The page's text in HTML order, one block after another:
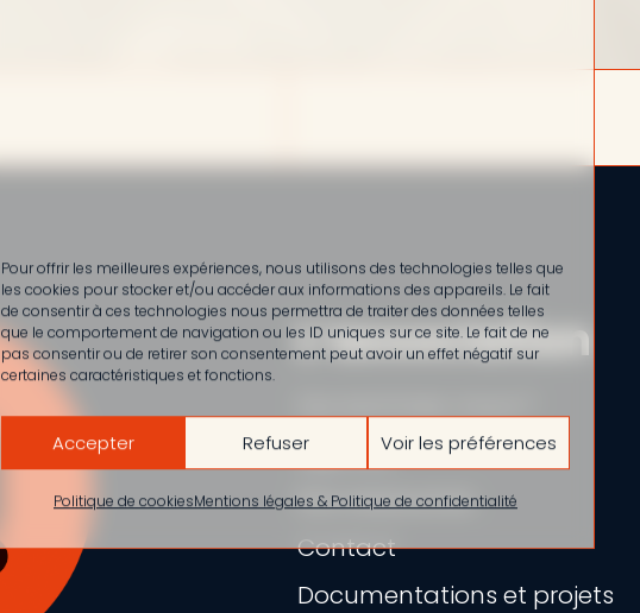
Pour offrir les meilleures expériences, nous utilisons des technologies telles que
les cookies pour stocker et/ou accéder aux informations des appareils. Le fait
de consentir à ces technologies nous permettra de traiter des données telles
que le comportement de navigation ou les ID uniques sur ce site. Le fait de ne
pas consentir ou de retirer son consentement peut avoir un effet négatif sur
certaines caractéristiques et fonctions.
Accepter Refuser Voir les préférences
Politique de cookiesMentions légales & Politique de confidentialité
L’association
Agenda
Nos ressources
Contact
Documentations et projets